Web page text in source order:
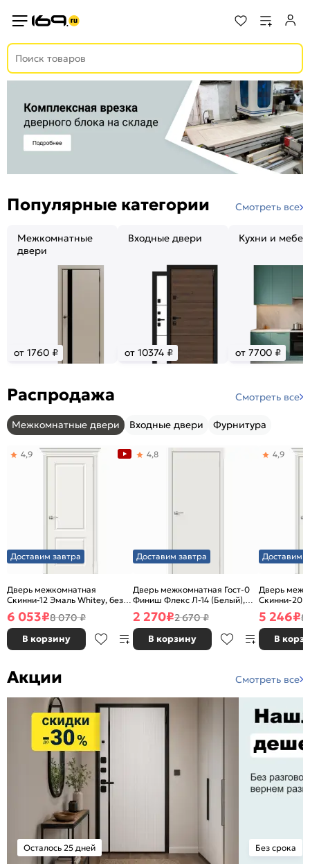
Популярные категории Смотреть все
Межкомнатные
двери
от 1760 ₽
Входные двери
от 10374 ₽
Кухни и
от 7700 ₽
Распродажа Смотреть все
Межкомнатные двери Входные двери Фурнитура
Доставим завтра
Дверь межкомнатная
Скинни-12 Эмаль Whitey, без
декора, глухая, без стекла,
без кромки, скиновая
4,9
6 053₽8 070 ₽
В корзину
Доставим завтра
Дверь межкомнатная Гост-0
Финиш Флекс Л-14 (Белый),
глухая, каркасно-щитовая
4,8
2 270₽2 670 ₽
В корзину
Доставим
Дверь
Скинни-20
декора,
без кромки,
4,9
5 246₽8
В
Акции Смотреть все
Осталось 25 дней Без срока